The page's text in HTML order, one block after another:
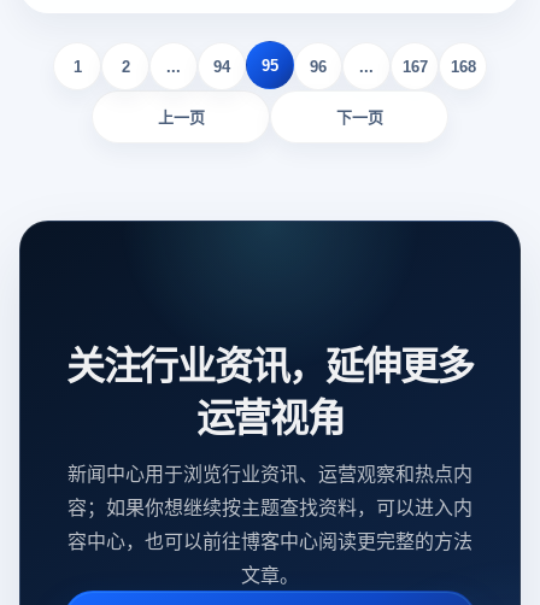
了解更多关于特定用户组的应用程序吗？
上一页
1 2 ... 94 95 96 ... 167 168
下一页
关注行业资讯，延伸更多
运营视角
新闻中心用于浏览行业资讯、运营观察和热点内
容；如果你想继续按主题查找资料，可以进入内
容中心，也可以前往博客中心阅读更完整的方法
文章。